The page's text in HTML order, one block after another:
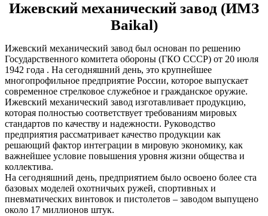
Ижевский механический завод (ИМЗ
Baikal)
Ижевский механический завод был основан по решению
Государственного комитета обороны (ГКО СССР) от 20 июля
1942 года . На сегодняшний день, это крупнейшее
многопрофильное предприятие России, которое выпускает
современное стрелковое служебное и гражданское оружие.
Ижевский механический завод изготавливает продукцию,
которая полностью соответствует требованиям мировых
стандартов по качеству и надежности. Руководство
предприятия рассматривает качество продукции как
решающий фактор интеграции в мировую экономику, как
важнейшее условие повышения уровня жизни общества и
коллектива.
На сегодняшний день, предприятием было освоено более ста
базовых моделей охотничьих ружей, спортивных и
пневматических винтовок и пистолетов – заводом выпущено
около 17 миллионов штук.